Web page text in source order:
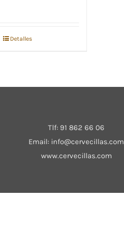
Detalles
Tlf: 91 862 66 06
Email: info@cervecillas.com
www.cervecillas.com